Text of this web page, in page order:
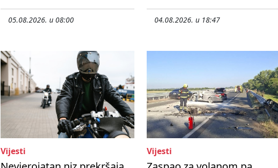
05.08.2026. u 08:00 04.08.2026. u 18:47
Vijesti Vijesti